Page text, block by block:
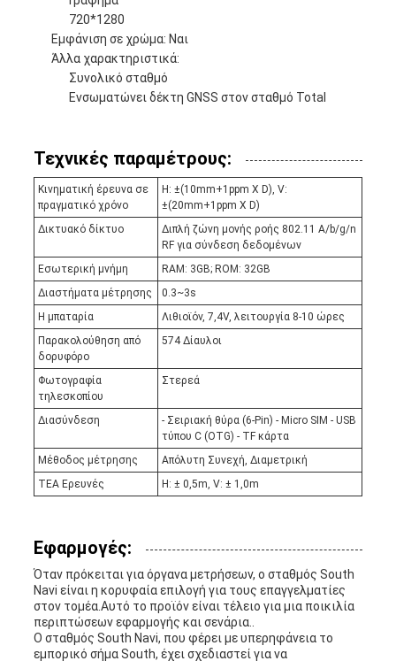
720*1280
Εμφάνιση σε χρώμα: Ναι
Άλλα χαρακτηριστικά:
Συνολικό σταθμό
Ενσωματώνει δέκτη GNSS στον σταθμό Total
Τεχνικές παραμέτρους:
Κινηματική έρευνα σε
πραγματικό χρόνο
H: ±(10mm+1ppm X D), V:
±(20mm+1ppm X D)
Δικτυακό δίκτυο
Διπλή ζώνη μονής ροής 802.11 A/b/g/n
RF για σύνδεση δεδομένων
Εσωτερική μνήμη
RAM: 3GB; ROM: 32GB
Διαστήματα μέτρησης
0.3~3s
Η μπαταρία
Λιθιοϊόν, 7,4V, λειτουργία 8-10 ώρες
Παρακολούθηση από
δορυφόρο
574 Δίαυλοι
Φωτογραφία
τηλεσκοπίου
Στερεά
Διασύνδεση
- Σειριακή θύρα (6-Pin) - Micro SIM - USB
τύπου C (OTG) - TF κάρτα
Μέθοδος μέτρησης
Απόλυτη Συνεχή, Διαμετρική
ΤΕΑ Ερευνές
H: ± 0,5m, V: ± 1,0m
Εφαρμογές:
Όταν πρόκειται για όργανα μετρήσεων, ο σταθμός South
Navi είναι η κορυφαία επιλογή για τους επαγγελματίες
στον τομέα.Αυτό το προϊόν είναι τέλειο για μια ποικιλία
περιπτώσεων εφαρμογής και σενάρια..
Ο σταθμός South Navi, που φέρει με υπερηφάνεια το
εμπορικό σήμα South, έχει σχεδιαστεί για να